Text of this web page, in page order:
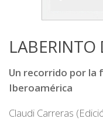
LABERINTO
Un recorrido por
Iberoamérica
Claudi Carreras